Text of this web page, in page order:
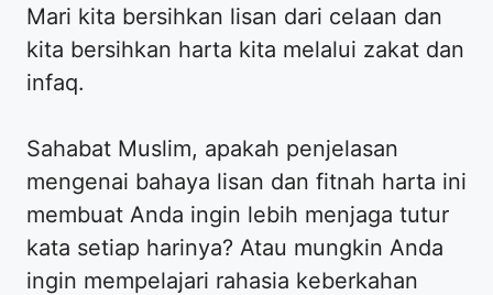
Mari kita bersihkan lisan dari celaan dan
kita bersihkan harta kita melalui zakat dan
infaq.
Sahabat Muslim, apakah penjelasan
mengenai bahaya lisan dan fitnah harta ini
membuat Anda ingin lebih menjaga tutur
kata setiap harinya? Atau mungkin Anda
ingin mempelajari rahasia keberkahan